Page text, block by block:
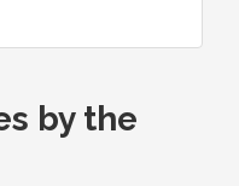
by the